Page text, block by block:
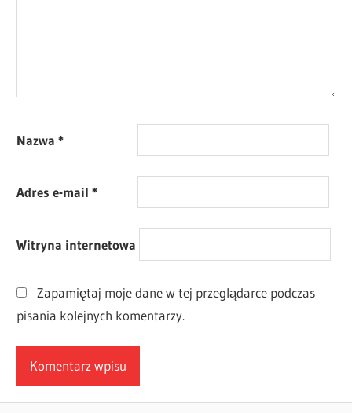
Nazwa*
Adres e-mail*
Witryna internetowa
Zapamiętaj moje dane w tej przeglądarce podczas
pisania kolejnych komentarzy.